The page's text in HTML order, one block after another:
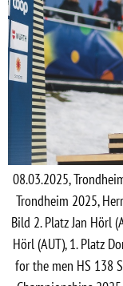
08.03.2025,
Trondheim 2025,
Bild 2. Platz Jan Hörl
Hörl (AUT), 1. Platz
for the men HS 138